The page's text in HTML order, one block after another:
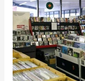
Store
Day
2026:
la
resistencia
cultural